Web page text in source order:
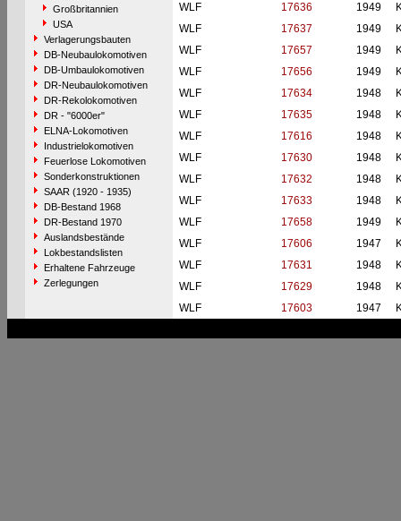
Großbritannien
USA
Verlagerungsbauten
DB-Neubaulokomotiven
DB-Umbaulokomotiven
DR-Neubaulokomotiven
DR-Rekolokomotiven
DR - "6000er"
ELNA-Lokomotiven
Industrielokomotiven
Feuerlose Lokomotiven
Sonderkonstruktionen
SAAR (1920 - 1935)
DB-Bestand 1968
DR-Bestand 1970
Auslandsbestände
Lokbestandslisten
Erhaltene Fahrzeuge
Zerlegungen
WLF
17636 1949
WLF
17637 1949
WLF
17657 1949
WLF
17656 1949
WLF
17634 1948
WLF
17635 1948
WLF
17616 1948
WLF
17630 1948
WLF
17632 1948
WLF
17633 1948
WLF
17658 1949
WLF
17606 1947
WLF
17631 1948
WLF
17629 1948
WLF
17603 1947